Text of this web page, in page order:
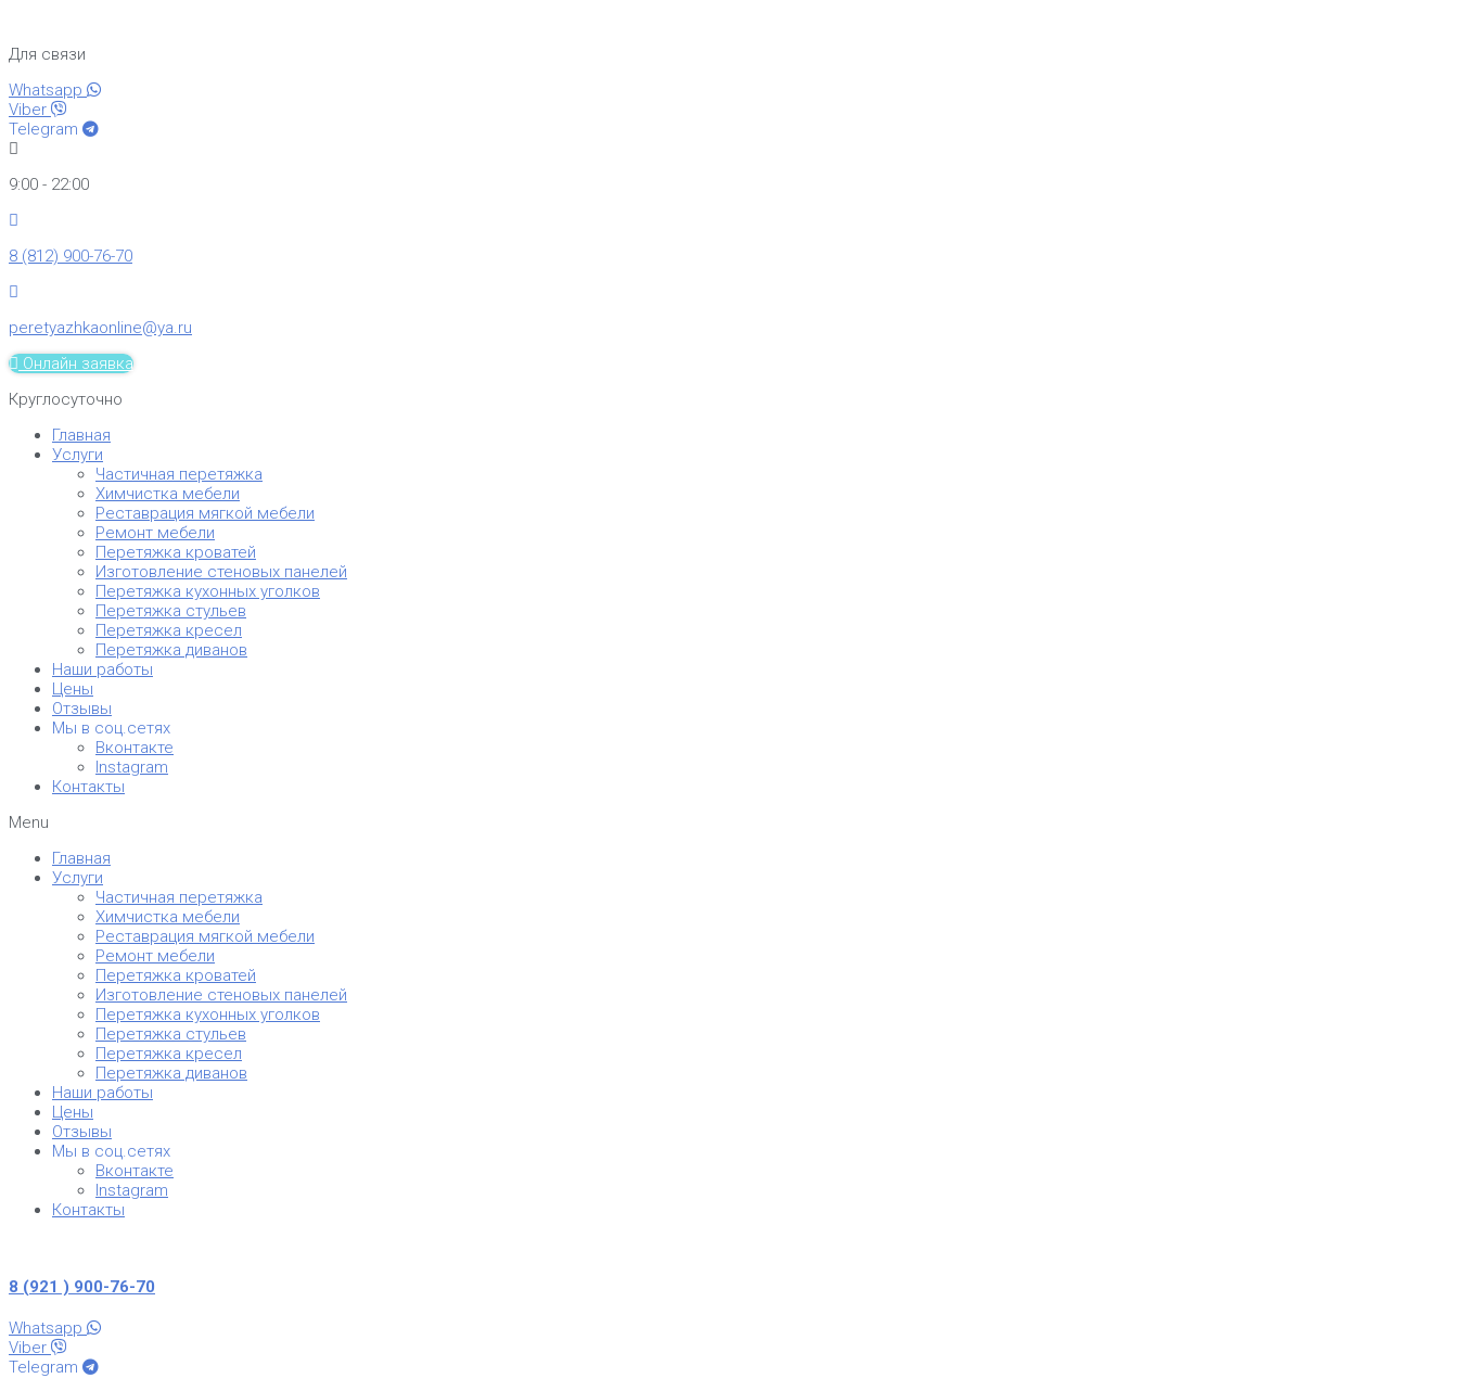
Для связи
Whatsapp
Viber
Telegram
9:00 - 22:00
8 (812) 900-76-70
peretyazhkaonline@ya.ru
Онлайн заявка
Круглосуточно
Главная
Услуги
Частичная перетяжка
Химчистка мебели
Реставрация мягкой мебели
Ремонт мебели
Перетяжка кроватей
Изготовление стеновых панелей
Перетяжка кухонных уголков
Перетяжка стульев
Перетяжка кресел
Перетяжка диванов
Наши работы
Цены
Отзывы
Мы в соц.сетях
Вконтакте
Instagram
Контакты
Menu
Главная
Услуги
Частичная перетяжка
Химчистка мебели
Реставрация мягкой мебели
Ремонт мебели
Перетяжка кроватей
Изготовление стеновых панелей
Перетяжка кухонных уголков
Перетяжка стульев
Перетяжка кресел
Перетяжка диванов
Наши работы
Цены
Отзывы
Мы в соц.сетях
Вконтакте
Instagram
Контакты
8 (921 ) 900-76-70
Whatsapp
Viber
Telegram